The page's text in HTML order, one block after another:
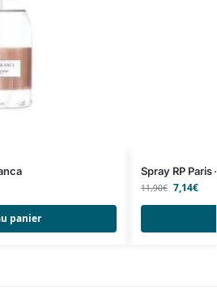
panier
Spray RP
11,90€ 7,14€